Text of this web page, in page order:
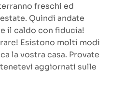
freschi ed
Quindi andate
il caldo con fiducia!
Esistono molti modi
la vostra casa. Provate
aggiornati sulle